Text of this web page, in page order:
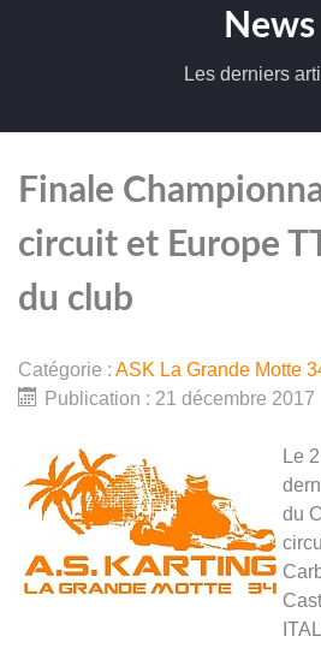
News
Les derniers
Finale
circuit et Europe
du club
Catégorie : ASK La Grande Motte
Publication : 21 décembre 2017
Le
du